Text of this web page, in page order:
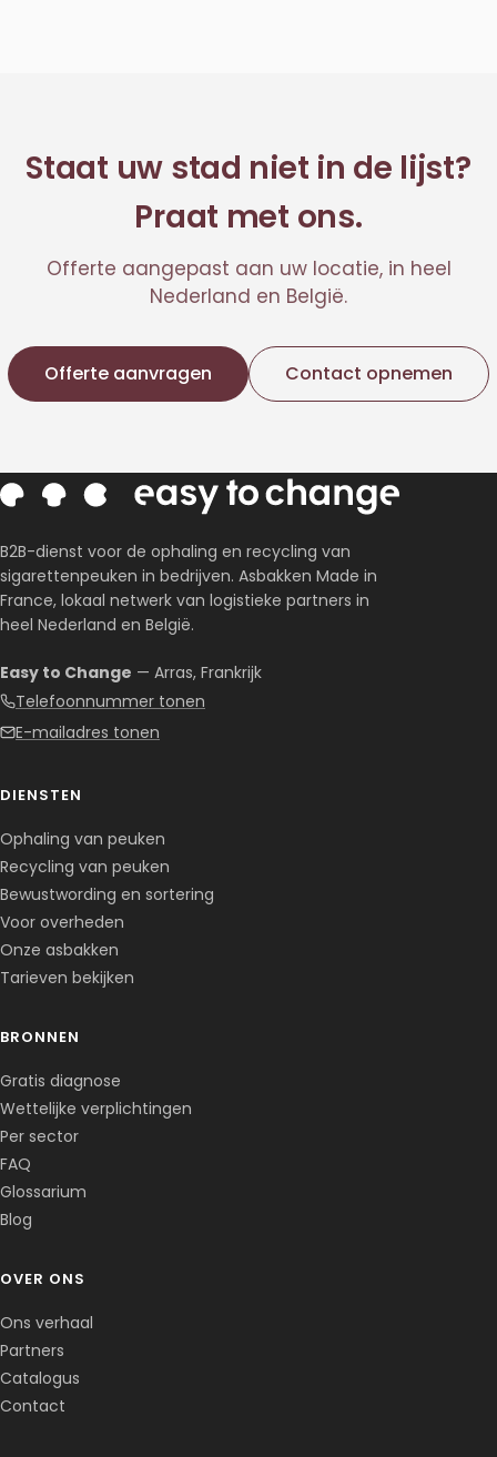
Staat uw stad niet in de lijst?
Praat met ons.
Offerte aangepast aan uw locatie, in heel
Nederland en België.
Offerte aanvragen Contact opnemen
B2B-dienst voor de ophaling en recycling van
sigarettenpeuken in bedrijven. Asbakken Made in
France, lokaal netwerk van logistieke partners in
heel Nederland en België.
Easy to Change — Arras, Frankrijk
Telefoonnummer tonen
E-mailadres tonen
DIENSTEN
Ophaling van peuken
Recycling van peuken
Bewustwording en sortering
Voor overheden
Onze asbakken
Tarieven bekijken
BRONNEN
Gratis diagnose
Wettelijke verplichtingen
Per sector
FAQ
Glossarium
Blog
OVER ONS
Ons verhaal
Partners
Catalogus
Contact
Clone du co-fondateur · En ligne